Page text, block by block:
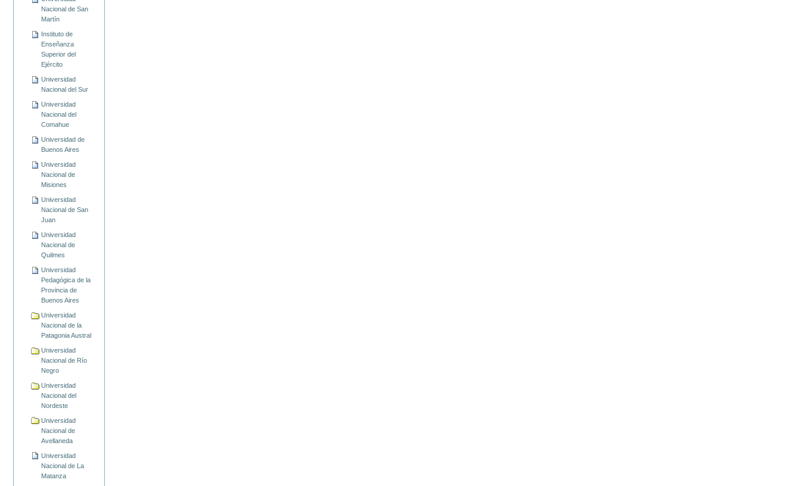
Nacional de San
Martín
Instituto de
Enseñanza
Superior del
Ejército
Universidad
Nacional del Sur
Universidad
Nacional del
Comahue
Universidad de
Buenos Aires
Universidad
Nacional de
Misiones
Universidad
Nacional de San
Juan
Universidad
Nacional de
Quilmes
Universidad
Pedagógica de la
Provincia de
Buenos Aires
Universidad
Nacional de la
Patagonia Austral
Universidad
Nacional de Río
Negro
Universidad
Nacional del
Nordeste
Universidad
Nacional de
Avellaneda
Universidad
Nacional de La
Matanza